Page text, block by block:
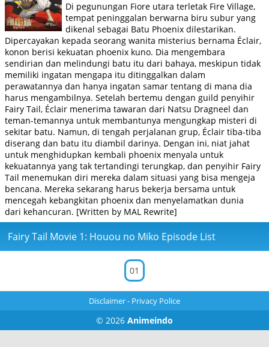
Di pegunungan Fiore utara terletak Fire Village,
tempat peninggalan berwarna biru subur yang
dikenal sebagai Batu Phoenix dilestarikan.
Dipercayakan kepada seorang wanita misterius bernama Éclair,
konon berisi kekuatan phoenix kuno. Dia mengembara
sendirian dan melindungi batu itu dari bahaya, meskipun tidak
memiliki ingatan mengapa itu ditinggalkan dalam
perawatannya dan hanya ingatan samar tentang di mana dia
harus mengambilnya. Setelah bertemu dengan guild penyihir
Fairy Tail, Éclair menerima tawaran dari Natsu Dragneel dan
teman-temannya untuk membantunya mengungkap misteri di
sekitar batu. Namun, di tengah perjalanan grup, Éclair tiba-tiba
diserang dan batu itu diambil darinya. Dengan ini, niat jahat
untuk menghidupkan kembali phoenix menyala untuk
kekuatannya yang tak tertandingi terungkap, dan penyihir Fairy
Tail menemukan diri mereka dalam situasi yang bisa mengeja
bencana. Mereka sekarang harus bekerja bersama untuk
mencegah kebangkitan phoenix dan menyelamatkan dunia
dari kehancuran. [Written by MAL Rewrite]
Fairy Tail Movie 1: Houou no Miko Episode List
01
Disclaimer- Privacy Police
© 2026 Animeindo